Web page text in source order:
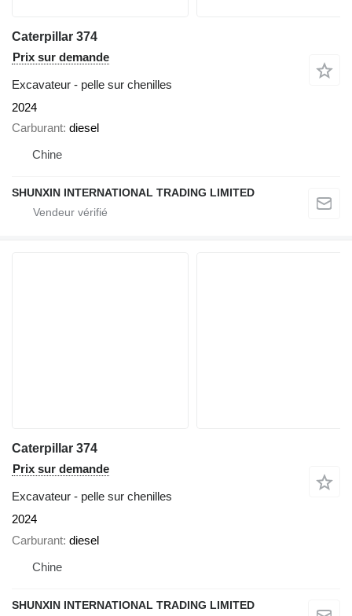
Caterpillar 374
Prix sur demande
Excavateur - pelle sur chenilles
2024
Carburant diesel
Chine
SHUNXIN INTERNATIONAL TRADING LIMITED
Caterpillar 374
Prix sur demande
Excavateur - pelle sur chenilles
2024
Carburant diesel
Chine
SHUNXIN INTERNATIONAL TRADING LIMITED